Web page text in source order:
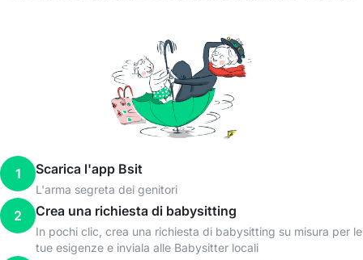
1 Scarica l'app Bsit
L'arma segreta dei genitori
2 Crea una richiesta di babysitting
In pochi clic, crea una richiesta di babysitting su misura per le
tue esigenze e inviala alle Babysitter locali